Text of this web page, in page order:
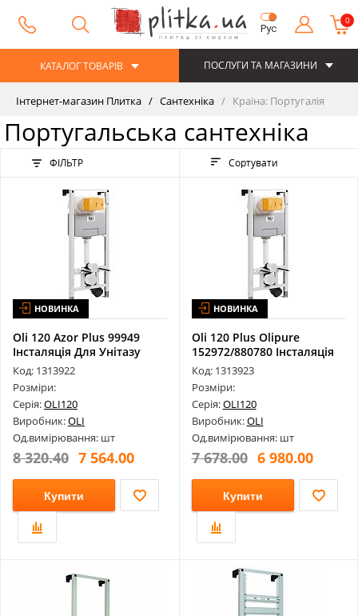
Рус
0
КАТАЛОГ ТОВАРІВ ПОСЛУГИ ТА МАГАЗИНИ
Інтернет-магазин Плитка Сантехніка Країна: Португалія
Португальська сантехніка
ФІЛЬТР Сортувати
НОВИНКА
Oli 120 Azor Plus 99949
Інсталяція Для Унітазу
Код: 1313922
Розміри:
Серія:OLI120
Виробник:OLI
Од.вимірювання: шт
8 320.40 7 564.00
Купити
НОВИНКА
Oli 120 Plus Olipure
152972/880780 Інсталяція
Для Ун...
Код: 1313923
Розміри:
Серія:OLI120
Виробник:OLI
Од.вимірювання: шт
7 678.00 6 980.00
Купити